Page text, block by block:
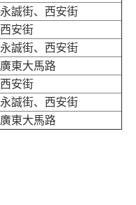
永誠街、西安街
西安街
永誠街、西安街
廣東大馬路
西安街
永誠街、西安街
廣東大馬路